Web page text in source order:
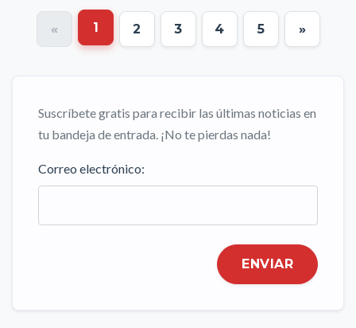
« 1 2 3 4 5 »
Suscríbete gratis para recibir las últimas noticias en
tu bandeja de entrada. ¡No te pierdas nada!
Correo electrónico:
ENVIAR